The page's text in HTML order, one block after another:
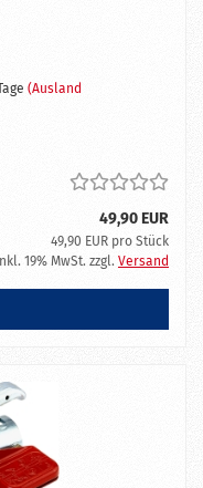
(Ausland
49,90 EUR
49,90 EUR pro Stück
19% MwSt. zzgl. Versand